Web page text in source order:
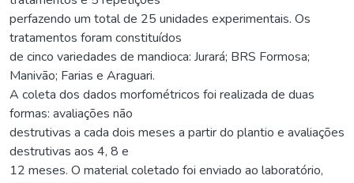
perfazendo um total de 25 unidades experimentais. Os
tratamentos foram constituídos
de cinco variedades de mandioca: Jurará; BRS Formosa;
Manivão; Farias e Araguari.
A coleta dos dados morfométricos foi realizada de duas
formas: avaliações não
destrutivas a cada dois meses a partir do plantio e avaliações
destrutivas aos 4, 8 e
12 meses. O material coletado foi enviado ao laboratório,